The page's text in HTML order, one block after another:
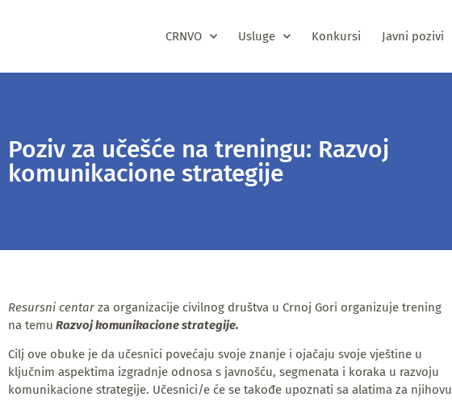
CRNVO Usluge Konkursi Javni pozivi
Poziv za učešće na treningu: Razvoj
komunikacione strategije
Resursni centar za organizacije civilnog društva u Crnoj Gori organizuje trening
na temu Razvoj komunikacione strategije.
Cilj ove obuke je da učesnici povećaju svoje znanje i ojačaju svoje vještine u
ključnim aspektima izgradnje odnosa s javnošću, segmenata i koraka u razvoju
komunikacione strategije. Učesnici/e će se takođe upoznati sa alatima za njihovu